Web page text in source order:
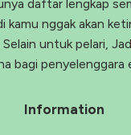
daftar lengkap
kamu nggak akan
untuk pelari,
bagi penyelenggara
Information